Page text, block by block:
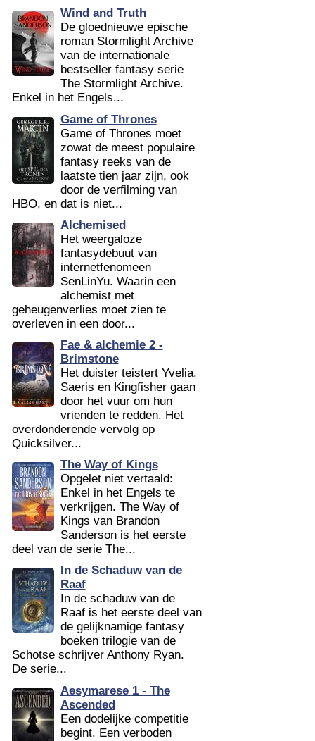
Wind and Truth
De gloednieuwe epische
roman Stormlight Archive
van de internationale
bestseller fantasy serie
The Stormlight Archive.
Enkel in het Engels...
Game of Thrones
Game of Thrones moet
zowat de meest populaire
fantasy reeks van de
laatste tien jaar zijn, ook
door de verfilming van
HBO, en dat is niet...
Alchemised
Het weergaloze
fantasydebuut van
internetfenomeen
SenLinYu. Waarin een
alchemist met
geheugenverlies moet zien te
overleven in een door...
Fae & alchemie 2 -
Brimstone
Het duister teistert Yvelia.
Saeris en Kingfisher gaan
door het vuur om hun
vrienden te redden. Het
overdonderende vervolg op
Quicksilver...
The Way of Kings
Opgelet niet vertaald:
Enkel in het Engels te
verkrijgen. The Way of
Kings van Brandon
Sanderson is het eerste
deel van de serie The...
In de Schaduw van de
Raaf
In de schaduw van de
Raaf is het eerste deel van
de gelijknamige fantasy
boeken trilogie van de
Schotse schrijver Anthony Ryan.
De serie...
Aesymarese 1 - The
Ascended
Een dodelijke competitie
begint. Een verboden